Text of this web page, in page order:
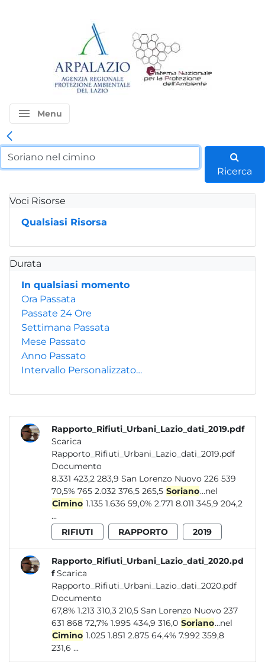
menu Menu
Ricerca
Voci Risorse
Qualsiasi Risorsa
Durata
In qualsiasi momento
Ora Passata
Passate 24 Ore
Settimana Passata
Mese Passato
Anno Passato
Intervallo Personalizzato…
Rapporto_Rifiuti_Urbani_Lazio_dati_2019.pdf
Scarica
Rapporto_Rifiuti_Urbani_Lazio_dati_2019.pdf
Documento
8.331 423,2 283,9 San Lorenzo Nuovo 226 539
70,5% 765 2.032 376,5 265,5 Soriano...nel
Cimino
...
RIFIUTI
RAPPORTO 2019
Rapporto_Rifiuti_Urbani_Lazio_dati_2020.pd
f Scarica
Rapporto_Rifiuti_Urbani_Lazio_dati_2020.pdf
Documento
67,8% 1.213 310,3 210,5 San Lorenzo Nuovo 237
631 868 72,7% 1.995 434,9 316,0 Soriano...nel
Cimino 1.025 1.851 2.875 64,4% 7.992 359,8
231,6 ...